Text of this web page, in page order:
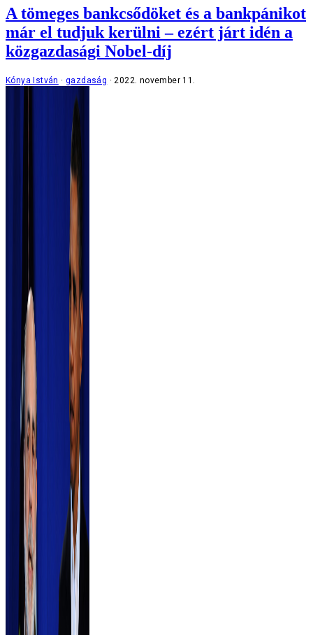
A tömeges bankcsődöket és a bankpánikot
már el tudjuk kerülni – ezért járt idén a
közgazdasági Nobel-díj
Kónya István gazdaság 2022. november 11.